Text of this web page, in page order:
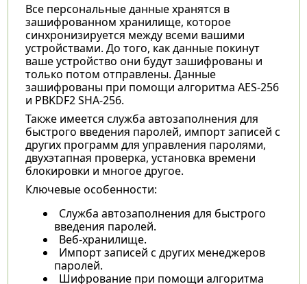
Все персональные данные хранятся в
зашифрованном хранилище, которое
синхронизируется между всеми вашими
устройствами. До того, как данные покинут
ваше устройство они будут зашифрованы и
только потом отправлены. Данные
зашифрованы при помощи алгоритма AES-256
и PBKDF2 SHA-256.
Также имеется служба автозаполнения для
быстрого введения паролей, импорт записей с
других программ для управления паролями,
двухэтапная проверка, установка времени
блокировки и многое другое.
Ключевые особенности:
Служба автозаполнения для быстрого
введения паролей.
Веб-хранилище.
Импорт записей с других менеджеров
паролей.
Шифрование при помощи алгоритма